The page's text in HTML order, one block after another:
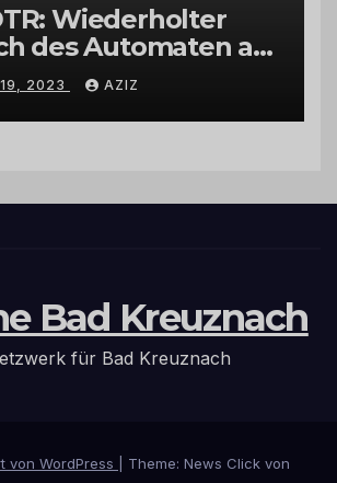
Wiederholter
des Automaten am
in
am Labachweg
2023 AZIZ
Bad Kreuznach
für Bad Kreuznach
von WordPress
Theme: News Click von